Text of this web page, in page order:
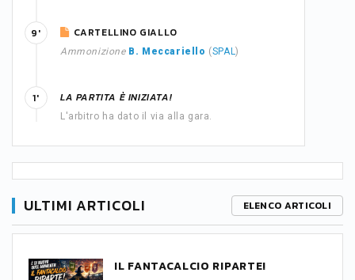
CARTELLINO GIALLO
Ammonizione B. Meccariello (SPAL)
9'
LA PARTITA È INIZIATA!
L'arbitro ha dato il via alla gara.
1'
ULTIMI ARTICOLI ELENCO ARTICOLI
IL FANTACALCIO RIPARTE!